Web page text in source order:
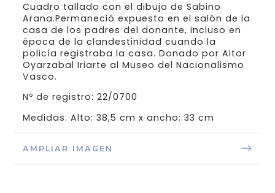
Cuadro tallado con el dibujo de Sabino
Arana.Permaneció expuesto en el salón de la
casa de los padres del donante, incluso en
época de la clandestinidad cuando la
policía registraba la casa. Donado por Aitor
Oyarzabal Iriarte al Museo del Nacionalismo
Vasco.
Nº de registro: 22/0700
Medidas: Alto: 38,5 cm x ancho: 33 cm
AMPLIAR IMAGEN